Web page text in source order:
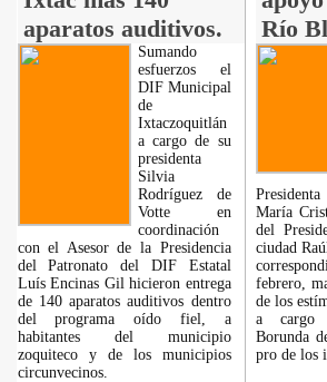
aparatos auditivos.
Río
Sumando
esfuerzos el
DIF Municipal
de
Ixtaczoquitlán
a cargo de su
presidenta
Silvia
Rodríguez de
Votte en
coordinación
con el Asesor de la Presidencia
del Patronato del DIF Estatal
Luís Encinas Gil hicieron entrega
de 140 aparatos auditivos dentro
del programa oído fiel, a
habitantes del municipio
zoquiteco y de los municipios
circunvecinos.
María
del
ciudad
febrero,
de los
a cargo
Borunda
pro de los